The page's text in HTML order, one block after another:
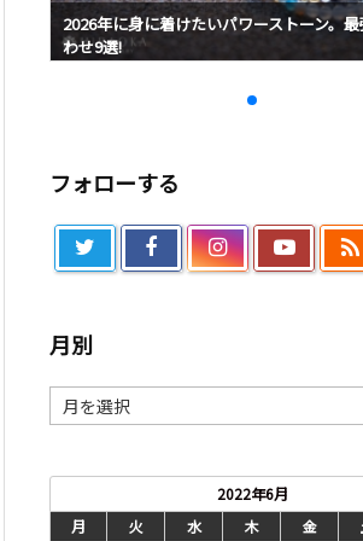
2026年に身に着けたいパワーストーン。
わせ9選!
フォローする

月別
別
2022年6月
月
火 水 木 金